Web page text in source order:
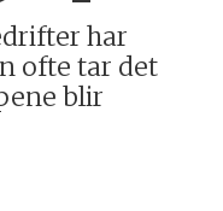
har
ofte tar det
blir